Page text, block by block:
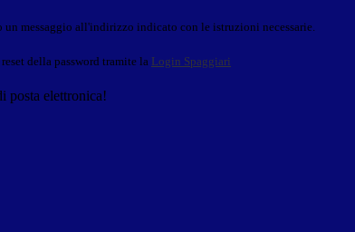
un messaggio all'indirizzo indicato con le istruzioni necessarie.
della password tramite la Login Spaggiari
posta elettronica!